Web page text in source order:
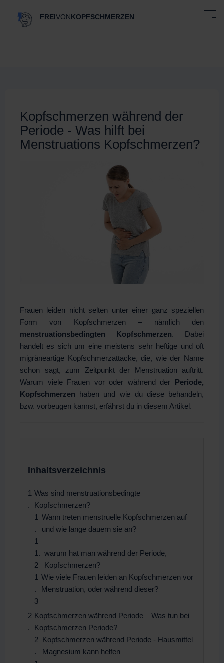
FREIVONKOPFSCHMERZEN
Kopfschmerzen während der
Periode - Was hilft bei
Menstruations Kopfschmerzen?
Frauen leiden nicht selten unter einer ganz speziellen
Form von Kopfschmerzen – nämlich den
menstruationsbedingten Kopfschmerzen. Dabei
handelt es sich um eine meistens sehr heftige und oft
migräneartige Kopfschmerzattacke, die, wie der Name
schon sagt, zum Zeitpunkt der Menstruation auftritt.
Warum viele Frauen vor oder während der Periode,
Kopfschmerzen haben und wie du diese behandeln,
bzw. vorbeugen kannst, erfährst du in diesem Artikel.
Inhaltsverzeichnis
Was sind menstruationsbedingte
Kopfschmerzen?
Wann treten menstruelle Kopfschmerzen auf
und wie lange dauern sie an?
warum hat man während der Periode,
Kopfschmerzen?
Wie viele Frauen leiden an Kopfschmerzen vor
Menstruation, oder während dieser?
Kopfschmerzen während Periode – Was tun bei
Kopfschmerzen Periode?
Kopfschmerzen während Periode - Hausmittel
Magnesium kann helfen